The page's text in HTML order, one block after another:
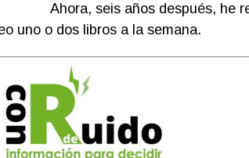
Ahora, seis años después, he
uno o dos libros a la semana.